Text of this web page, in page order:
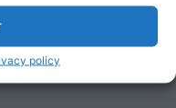
policy